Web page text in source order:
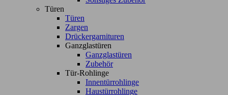
Türen
Türen
Zargen
Drückergarnituren
Ganzglastüren
Ganzglastüren
Zubehör
Tür-Rohlinge
Innentürrohlinge
Haustürrohlinge